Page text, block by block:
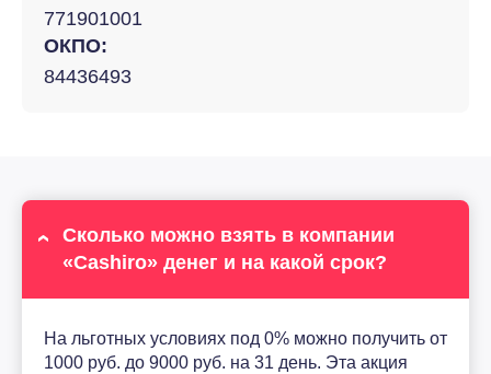
771901001
ОКПО:
84436493
Сколько можно взять в компании
«Cashiro» денег и на какой срок?
На льготных условиях под 0% можно получить от
1000 руб. до 9000 руб. на 31 день. Эта акция